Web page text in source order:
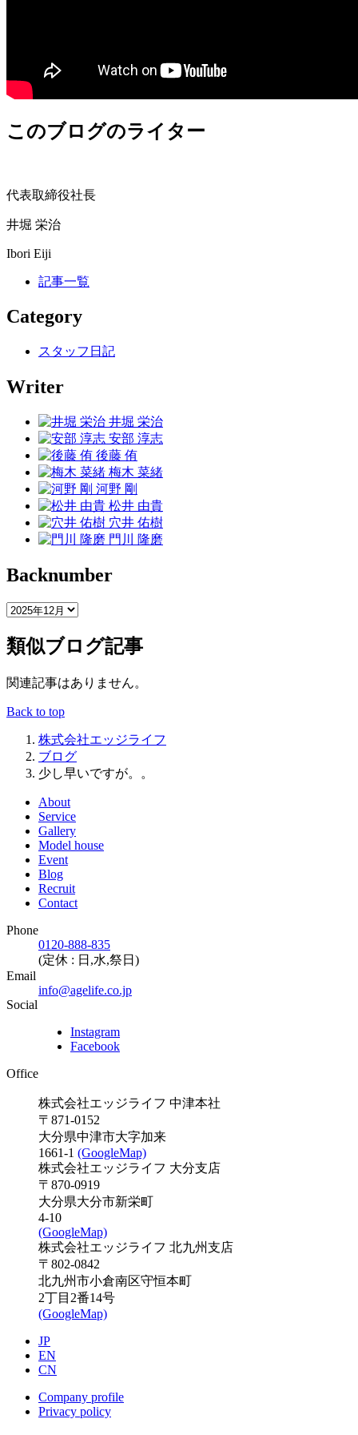
このブログのライター
代表取締役社長
井堀 栄治
Ibori Eiji
記事一覧
Category
スタッフ日記
Writer
井堀 栄治
安部 淳志
後藤 侑
梅木 菜緒
河野 剛
松井 由貴
穴井 佑樹
門川 隆磨
Backnumber
類似ブログ記事
関連記事はありません。
Back to top
株式会社エッジライフ
ブログ
少し早いですが。。
About
Service
Gallery
Model house
Event
Blog
Recruit
Contact
Phone
0120-888-835
(定休 : 日,水,祭日)
Email
info@agelife.co.jp
Social
Instagram
Facebook
Office
株式会社エッジライフ 中津本社
〒871-0152
大分県中津市大字加来
1661-1 (GoogleMap)
株式会社エッジライフ 大分支店
〒870-0919
大分県大分市新栄町
4-10
(GoogleMap)
株式会社エッジライフ 北九州支店
〒802-0842
北九州市小倉南区守恒本町
2丁目2番14号
(GoogleMap)
JP
EN
CN
Company profile
Privacy policy